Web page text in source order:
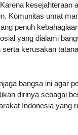
kesejahteraan
Komunitas umat
penuh
yang dialami
kerusakan
bangsa ini agar
dirinya sebagai
Indonesia yang